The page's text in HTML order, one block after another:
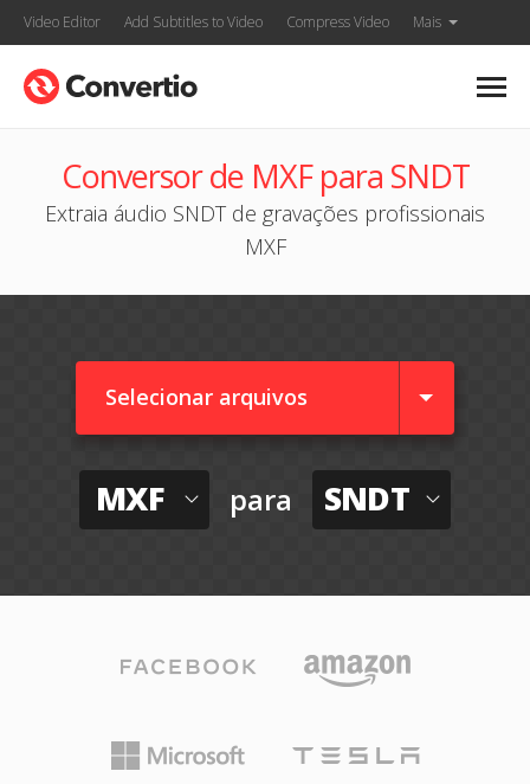
Video Editor Add Subtitles to Video Compress Video Mais
Conversor de MXF para SNDT
Extraia áudio SNDT de gravações profissionais
MXF
Selecionar arquivos
MXF para SNDT